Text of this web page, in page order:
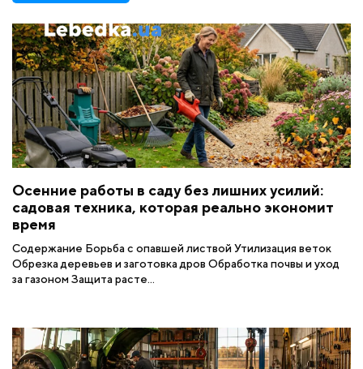
Осенние работы в саду без лишних усилий:
садовая техника, которая реально экономит
время
Содержание Борьба с опавшей листвой Утилизация веток
Обрезка деревьев и заготовка дров Обработка почвы и уход
за газоном Защита расте...